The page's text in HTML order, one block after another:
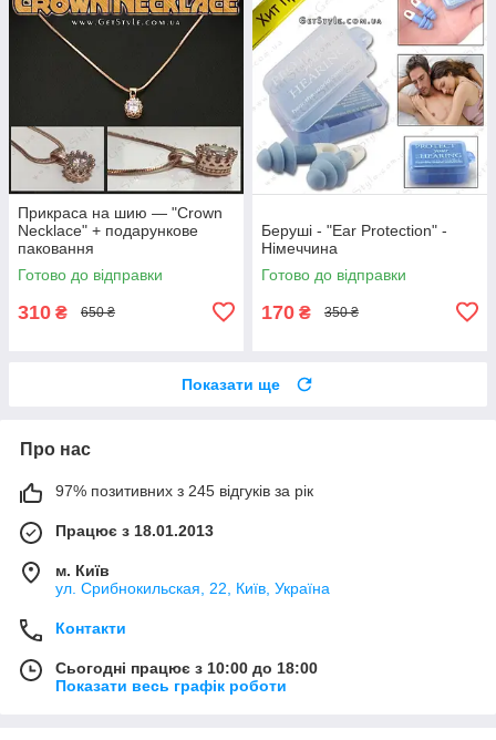
Прикраса на шию — "Crown
Necklace" + подарункове
паковання
Готово до відправки
310 ₴ 650 ₴
Беруші - "Ear Protection" -
Німеччина
Готово до відправки
170 ₴ 350 ₴
Показати ще
Про нас
97% позитивних з 245 відгуків за рік
Працює з 18.01.2013
м. Київ
ул. Срибнокильская, 22, Київ, Україна
Контакти
Сьогодні працює з 10:00 до 18:00
Показати весь графік роботи